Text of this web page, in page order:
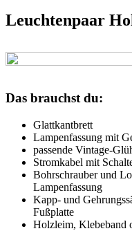
Leuchtenpaar
Das brauchst du:
Glattkantbrett
Lampenfassung mit
passende Vintage-
Stromkabel mit
Bohrschrauber und
Lampenfassung
Kapp- und
Fußplatte
Holzleim, Klebeband